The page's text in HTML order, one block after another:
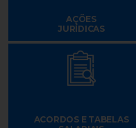
AÇÕES
JURÍDICAS
ACORDOS E TABELAS